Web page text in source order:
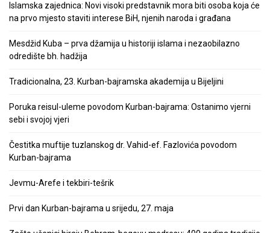
Islamska zajednica: Novi visoki predstavnik mora biti osoba koja će
na prvo mjesto staviti interese BiH, njenih naroda i građana
Mesdžid Kuba – prva džamija u historiji islama i nezaobilazno
odredište bh. hadžija
Tradicionalna, 23. Kurban-bajramska akademija u Bijeljini
Poruka reisul-uleme povodom Kurban-bajrama: Ostanimo vjerni
sebi i svojoj vjeri
Čestitka muftije tuzlanskog dr. Vahid-ef. Fazlovića povodom
Kurban-bajrama
Jevmu-Arefe i tekbiri-tešrik
Prvi dan Kurban-bajrama u srijedu, 27. maja